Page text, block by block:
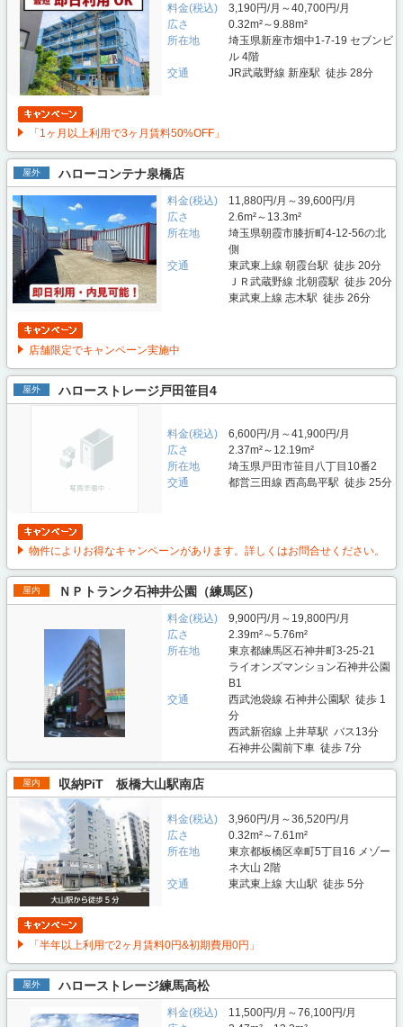
料金(税込)
3,190円/月～40,700円/月
広さ
0.32m²～9.88m²
所在地
埼玉県新座市畑中1-7-19 セブンビ
ル 4階
交通
JR武蔵野線 新座駅 徒歩 28分
「1ヶ月以上利用で3ヶ月賃料50%OFF」
屋外 ハローコンテナ泉橋店
料金(税込)
11,880円/月～39,600円/月
広さ
2.6m²～13.3m²
所在地
埼玉県朝霞市膝折町4-12-56の北
側
交通
東武東上線 朝霞台駅 徒歩 20分
ＪＲ武蔵野線 北朝霞駅 徒歩 20分
東武東上線 志木駅 徒歩 26分
店舗限定でキャンペーン実施中
屋外 ハローストレージ戸田笹目4
料金(税込)
6,600円/月～41,900円/月
広さ
2.37m²～12.19m²
所在地
埼玉県戸田市笹目八丁目10番2
交通
都営三田線 西高島平駅 徒歩 25分
物件によりお得なキャンペーンがあります。詳しくはお問合せください。
屋内 ＮＰトランク石神井公園（練馬区）
料金(税込)
9,900円/月～19,800円/月
広さ
2.39m²～5.76m²
所在地
東京都練馬区石神井町3-25-21
ライオンズマンション石神井公園
B1
交通
西武池袋線 石神井公園駅 徒歩 1
分
西武新宿線 上井草駅 バス13分
石神井公園前下車 徒歩 7分
屋内 収納PiT 板橋大山駅南店
料金(税込)
3,960円/月～36,520円/月
広さ
0.32m²～7.61m²
所在地
東京都板橋区幸町5丁目16 メゾー
ネ大山 2階
交通
東武東上線 大山駅 徒歩 5分
「半年以上利用で2ヶ月賃料0円&初期費用0円」
屋外 ハローストレージ練馬高松
料金(税込)
11,500円/月～76,100円/月